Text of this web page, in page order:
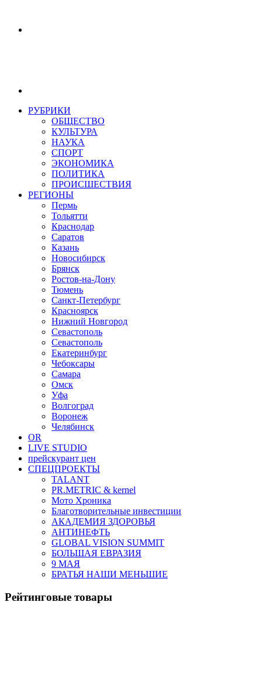
РУБРИКИ
ОБЩЕСТВО
КУЛЬТУРА
НАУКА
СПОРТ
ЭКОНОМИКА
ПОЛИТИКА
ПРОИСШЕСТВИЯ
РЕГИОНЫ
Пермь
Тольятти
Краснодар
Саратов
Казань
Новосибирск
Брянск
Ростов-на-Дону
Тюмень
Санкт-Петербург
Красноярск
Нижний Новгород
Севастополь
Севастополь
Екатеринбург
Чебоксары
Самара
Омск
Уфа
Волгоград
Воронеж
Челябинск
OR
LIVE STUDIO
прейскурант цен
СПЕЦПРОЕКТЫ
TALANT
PR.METRIC & kernel
Мото Хроника
Благотворительные инвестиции
АКАДЕМИЯ ЗДОРОВЬЯ
АНТИНЕФТЬ
GLOBAL VISION SUMMIT
БОЛЬШАЯ ЕВРАЗИЯ
9 МАЯ
БРАТЬЯ НАШИ МЕНЬШИЕ
Рейтинговые товары